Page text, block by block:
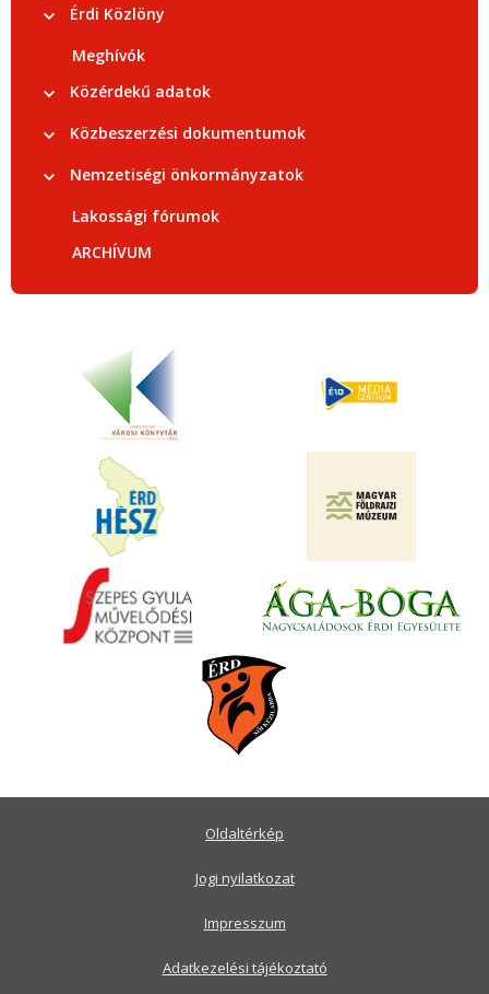
Érdi Közlöny
Meghívók
Közérdekű adatok
Közbeszerzési dokumentumok
Nemzetiségi önkormányzatok
Lakossági fórumok
ARCHÍVUM
Oldaltérkép
Jogi nyilatkozat
Impresszum
Adatkezelési tájékoztató